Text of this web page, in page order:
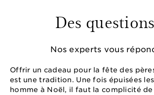
Des
Nos experts vous
Offrir un cadeau pour la fête des
est une tradition. Une fois épuisées
homme à Noël, il faut la complicité